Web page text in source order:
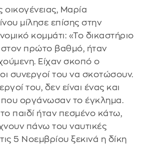
οικογένειας, Μαρία
μίλησε επίσης στην
κομμάτι: «Το δικαστήριο
πρώτο βαθμό, ήταν
Είχαν σκοπό ο
συνεργοί του να σκοτώσουν.
του, δεν είναι ένας και
που οργάνωσαν το έγκλημα.
παιδί ήταν πεσμένο κάτω,
πάνω του ναυτικές
5 Νοεμβρίου ξεκινά η δίκη